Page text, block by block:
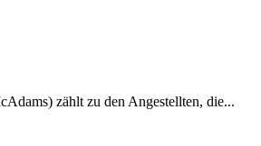
zählt zu den Angestellten, die...